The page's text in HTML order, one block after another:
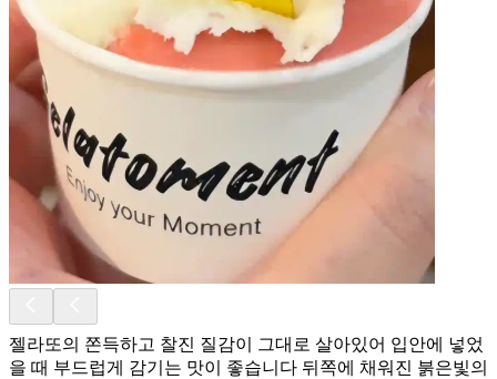
젤라또의 쫀득하고 찰진 질감이 그대로 살아있어 입안에 넣었
을 때 부드럽게 감기는 맛이 좋습니다 뒤쪽에 채워진 붉은빛의